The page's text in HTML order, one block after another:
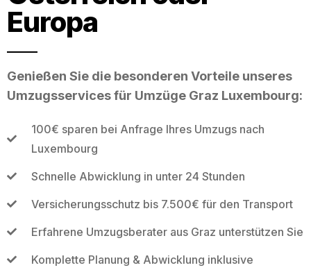
Europa
Genießen Sie die besonderen Vorteile unseres
Umzugsservices für Umzüge Graz Luxembourg:
100€ sparen bei Anfrage Ihres Umzugs nach
Luxembourg
Schnelle Abwicklung in unter 24 Stunden
Versicherungsschutz bis 7.500€ für den Transport
Erfahrene Umzugsberater aus Graz unterstützen Sie
Komplette Planung & Abwicklung inklusive